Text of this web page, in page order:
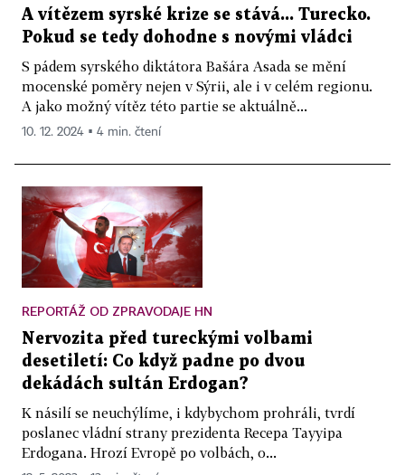
A vítězem syrské krize se stává... Turecko.
Pokud se tedy dohodne s novými vládci
S pádem syrského diktátora Bašára Asada se mění
mocenské poměry nejen v Sýrii, ale i v celém regionu.
A jako možný vítěz této partie se aktuálně...
10. 12. 2024 ▪ 4 min. čtení
REPORTÁŽ OD ZPRAVODAJE HN
Nervozita před tureckými volbami
desetiletí: Co když padne po dvou
dekádách sultán Erdogan?
K násilí se neuchýlíme, i kdybychom prohráli, tvrdí
poslanec vládní strany prezidenta Recepa Tayyipa
Erdogana. Hrozí Evropě po volbách, o...